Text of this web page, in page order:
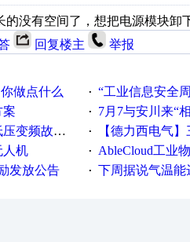
的没有空间了，想把电源模块
回复楼主 举报
做点什么 · “工业信息安全周之我见”
案 · 7月7与安川来“
是这样解决的！ · 【德力西电气】三
人机 · AbleCloud工业物联
发放公告 · 下周据说气温能